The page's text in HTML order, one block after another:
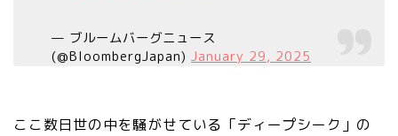
— ブルームバーグニュース
(@BloombergJapan)January 29, 2025
ここ数日世の中を騒がせている「ディープシーク」の